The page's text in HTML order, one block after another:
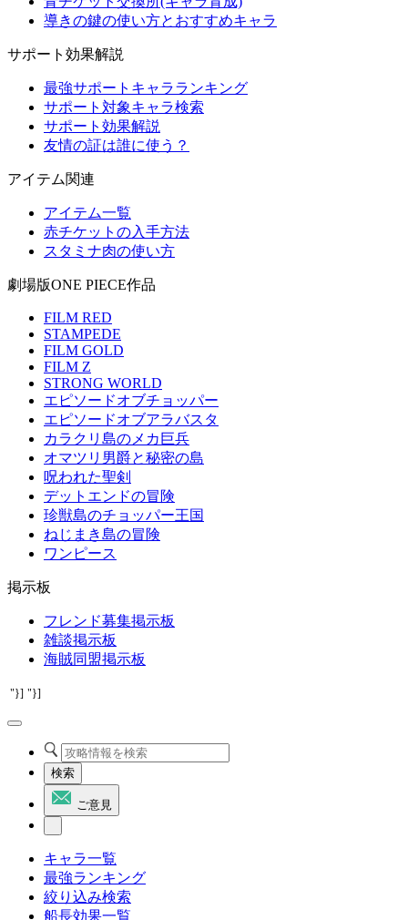
導きの鍵の使い方とおすすめキャラ
サポート効果解説
最強サポートキャラランキング
サポート対象キャラ検索
サポート効果解説
友情の証は誰に使う？
アイテム関連
アイテム一覧
赤チケットの入手方法
スタミナ肉の使い方
劇場版ONE PIECE作品
FILM RED
STAMPEDE
FILM GOLD
FILM Z
STRONG WORLD
エピソードオブチョッパー
エピソードオブアラバスタ
カラクリ島のメカ巨兵
オマツリ男爵と秘密の島
呪われた聖剣
デットエンドの冒険
珍獣島のチョッパー王国
ねじまき島の冒険
ワンピース
掲示板
フレンド募集掲示板
雑談掲示板
海賊同盟掲示板
"}] "}]
検索
ご意見
キャラ一覧
最強ランキング
絞り込み検索
船長効果一覧